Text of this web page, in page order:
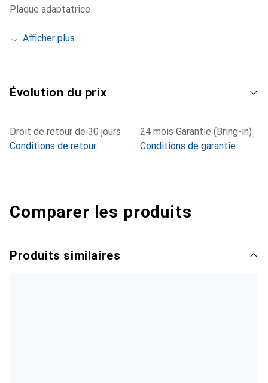
Plaque adaptatrice
Afficher plus
Évolution du prix
Droit de retour de 30 jours
Conditions de retour
24 mois Garantie (Bring-in)
Conditions de garantie
Comparer les produits
Produits similaires